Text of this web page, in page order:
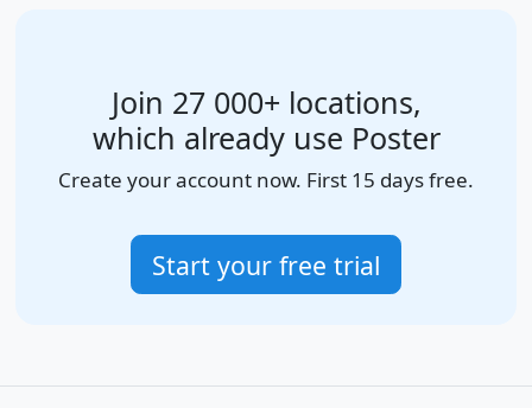
Join 27 000+ locations,
which already use Poster
Create your account now. First 15 days free.
Start your free trial